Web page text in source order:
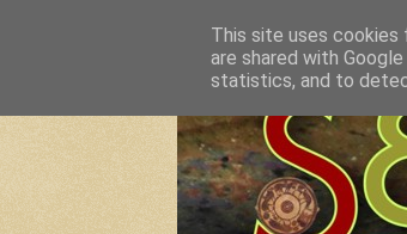
This site uses cookies
are shared with
statistics, and to